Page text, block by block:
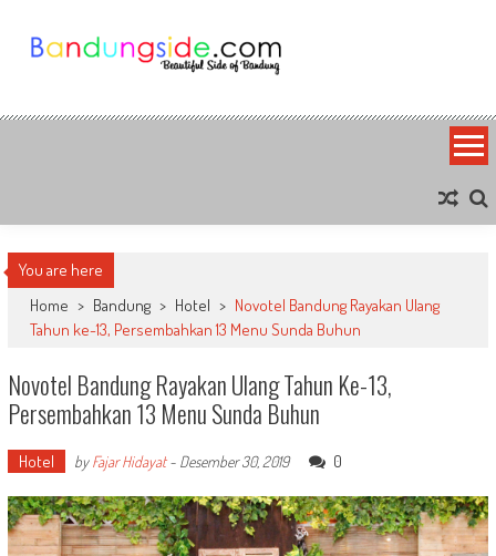
content
Bandung Side
You are here
Home > Bandung > Hotel > Novotel Bandung Rayakan Ulang
Tahun ke-13, Persembahkan 13 Menu Sunda Buhun
Novotel Bandung Rayakan Ulang Tahun Ke-13,
Persembahkan 13 Menu Sunda Buhun
Hotel byFajar Hidayat- Desember 30, 2019 0